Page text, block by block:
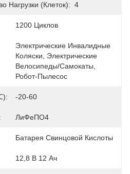
Нагрузки (клеток): 4
1200 Циклов
Электрические Инвалидные
Коляски, Электрические
Велосипеды/самокаты,
Робот-Пылесос
-20-60
ЛиФеПО4
Батарея Свинцовой Кислоты
12,8 В 12 Ач